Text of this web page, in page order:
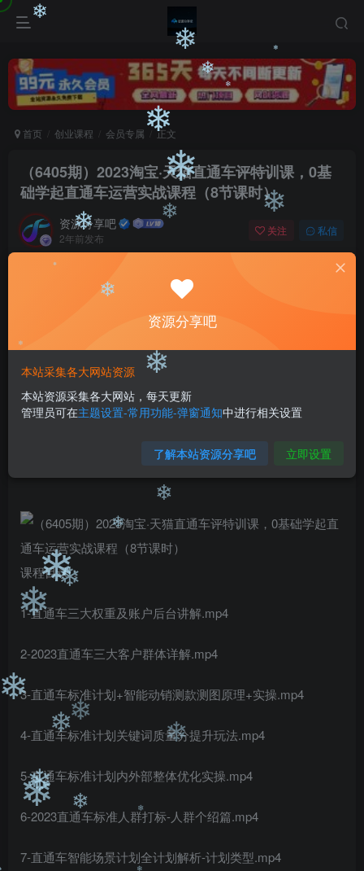
首页 创业课程 会员专属 正文
（6405期）2023淘宝·天猫直通车评特训课，0基
础学起直通车运营实战课程（8节课时）
资源分享吧
2年前发布
关注 私信
此内容为付费阅读，请付费后查看
会员专属资源
黄金会员免费
您暂无购买权限，请先开通会员
开通会员
课程目录：
1-直通车三大权重及账户后台讲解.mp4
2-2023直通车三大客户群体详解.mp4
3-直通车标准计划+智能动销测款测图原理+实操.mp4
4-直通车标准计划关键词质量分提升玩法.mp4
5-直通车标准计划内外部整体优化实操.mp4
6-2023直通车标准人群打标-人群个绍篇.mp4
7-直通车智能场景计划全计划解析-计划类型.mp4
资源分享吧
本站采集各大网站资源
本站资源采集各大网站，每天更新
管理员可在主题设置-常用功能-弹窗通知中进行相关设置
了解本站资源分享吧 立即设置
❄
❄
❄
❄
❄
❄ ❄
❄
❄
❄
❄
❄ ❄
❄
❄
❄
❄
❄
❄